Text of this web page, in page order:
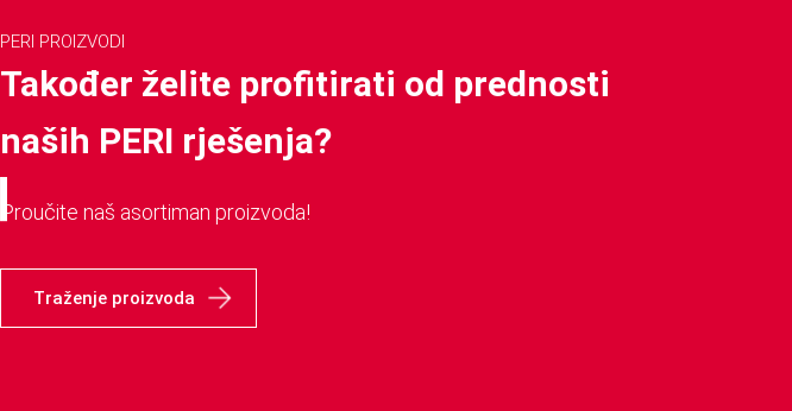
PERI PROIZVODI
Također želite profitirati od prednosti
naših PERI rješenja?
Proučite naš asortiman proizvoda!
Traženje proizvoda